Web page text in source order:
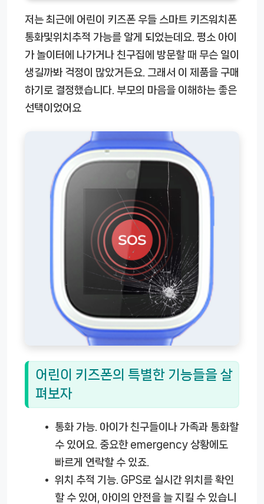
저는 최근에 어린이 키즈폰 우들 스마트 키즈워치폰
통화및위치추적 가능를 알게 되었는데요. 평소 아이
가 놀이터에 나가거나 친구집에 방문할 때 무슨 일이
생길까봐 걱정이 많았거든요. 그래서 이 제품을 구매
하기로 결정했습니다. 부모의 마음을 이해하는 좋은
선택이었어요
어린이 키즈폰의 특별한 기능들을 살
펴보자
통화 가능. 아이가 친구들이나 가족과 통화할
수 있어요. 중요한 emergency 상황에도
빠르게 연락할 수 있죠.
위치 추적 기능. GPS로 실시간 위치를 확인
할 수 있어, 아이의 안전을 늘 지킬 수 있습니